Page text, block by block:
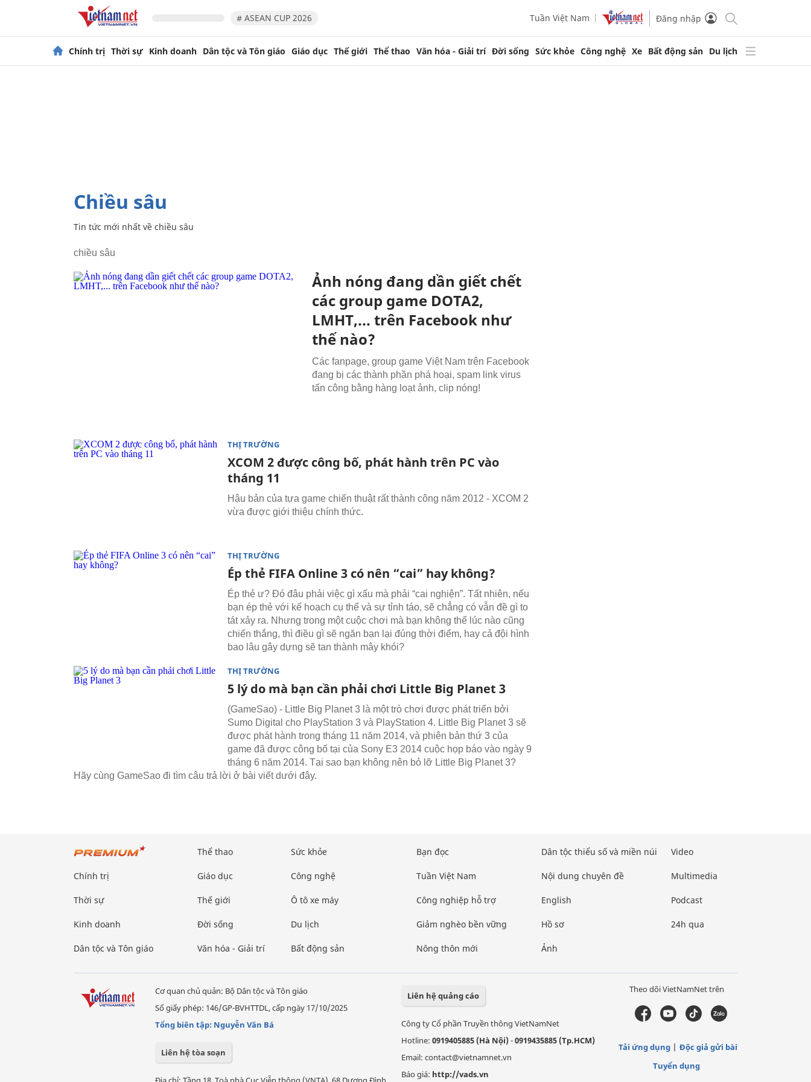
# ASEAN CUP 2026 Tuần Việt Nam Đăng nhập
Chính trị Thời sự Kinh doanh Dân tộc và Tôn giáo Giáo dục Thế giới Thể thao Văn hóa - Giải trí Đời sống Sức khỏe Công nghệ Xe Bất động sản Du lịch
chiều sâu
Tin tức mới nhất về chiều sâu
chiều sâu
Ảnh nóng đang dần giết chết
các group game DOTA2,
LMHT,... trên Facebook như
thế nào?
Các fanpage, group game Việt Nam trên Facebook
đang bị các thành phần phá hoại, spam link virus
tấn công bằng hàng loạt ảnh, clip nóng!
THỊ TRƯỜNG
XCOM 2 được công bố, phát hành trên PC vào
tháng 11
Hậu bản của tựa game chiến thuật rất thành công năm 2012 - XCOM 2
vừa được giới thiệu chính thức.
THỊ TRƯỜNG
Ép thẻ FIFA Online 3 có nên “cai” hay không?
Ép thẻ ư? Đó đâu phải việc gì xấu mà phải “cai nghiện”. Tất nhiên, nếu
bạn ép thẻ với kế hoạch cụ thể và sự tỉnh táo, sẽ chẳng có vẫn đề gì to
tát xảy ra. Nhưng trong một cuộc chơi mà bạn không thể lúc nào cũng
chiến thắng, thì điều gì sẽ ngăn bạn lại đúng thời điểm, hay cả đội hình
bao lâu gây dựng sẽ tan thành mây khói?
THỊ TRƯỜNG
5 lý do mà bạn cần phải chơi Little Big Planet 3
(GameSao) - Little Big Planet 3 là một trò chơi được phát triển bởi
Sumo Digital cho PlayStation 3 và PlayStation 4. Little Big Planet 3 sẽ
được phát hành trong tháng 11 năm 2014, và phiên bản thứ 3 của
game đã được công bố tại của Sony E3 2014 cuộc họp báo vào ngày 9
tháng 6 năm 2014. Tại sao bạn không nên bỏ lỡ Little Big Planet 3?
Hãy cùng GameSao đi tìm câu trả lời ở bài viết dưới đây.
Chính trị
Thời sự
Kinh doanh
Dân tộc và Tôn giáo
Thể thao
Giáo dục
Thế giới
Đời sống
Văn hóa - Giải trí
Sức khỏe
Công nghệ
Ô tô xe máy
Du lịch
Bất động sản
Bạn đọc
Tuần Việt Nam
Công nghiệp hỗ trợ
Giảm nghèo bền vững
Nông thôn mới
Dân tộc thiểu số và miền núi
Nội dung chuyên đề
English
Hồ sơ
Ảnh
Video
Multimedia
Podcast
24h qua
Cơ quan chủ quản: Bộ Dân tộc và Tôn giáo
Số giấy phép: 146/GP-BVHTTDL, cấp ngày 17/10/2025
Tổng biên tập: Nguyễn Văn Bá
Liên hệ tòa soạn
Liên hệ quảng cáo
Công ty Cổ phần Truyền thông VietNamNet
Hotline: 0919405885 (Hà Nội)-0919435885 (Tp.HCM)
Email: contact@vietnamnet.vn
Báo giá: http://vads.vn
Theo dõi VietNamNet trên
Tải ứng dụng
Độc giả gửi bài
Tuyển dụng